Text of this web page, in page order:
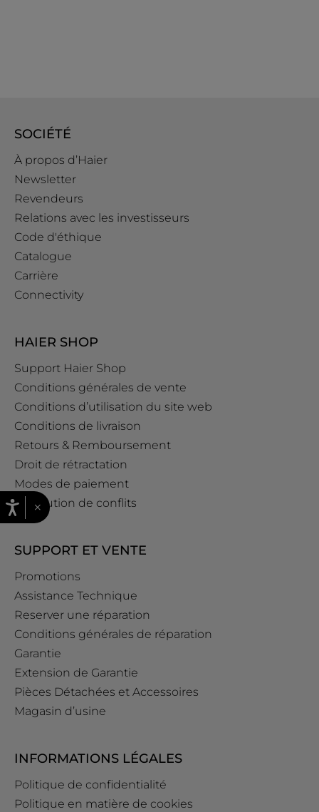
SOCIÉTÉ
À propos d’Haier
Newsletter
Revendeurs
Relations avec les investisseurs
Code d'éthique
Catalogue
Carrière
Connectivity
HAIER SHOP
Support Haier Shop
Conditions générales de vente
Conditions d’utilisation du site web
Conditions de livraison
Retours & Remboursement
Droit de rétractation
Modes de paiement
Résolution de conflits
SUPPORT ET VENTE
Promotions
Assistance Technique
Reserver une réparation
Conditions générales de réparation
Garantie
Extension de Garantie
Pièces Détachées et Accessoires
Magasin d’usine
INFORMATIONS LÉGALES
Politique de confidentialité
Politique en matière de cookies
×